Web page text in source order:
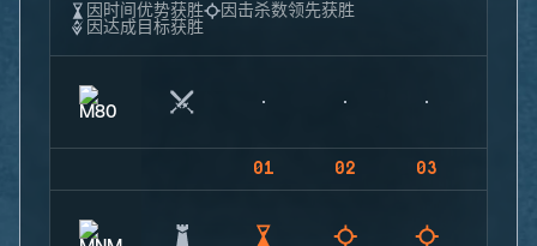
因时间优势获胜
因击杀数领先获胜
因达成目标获胜
01 02 03